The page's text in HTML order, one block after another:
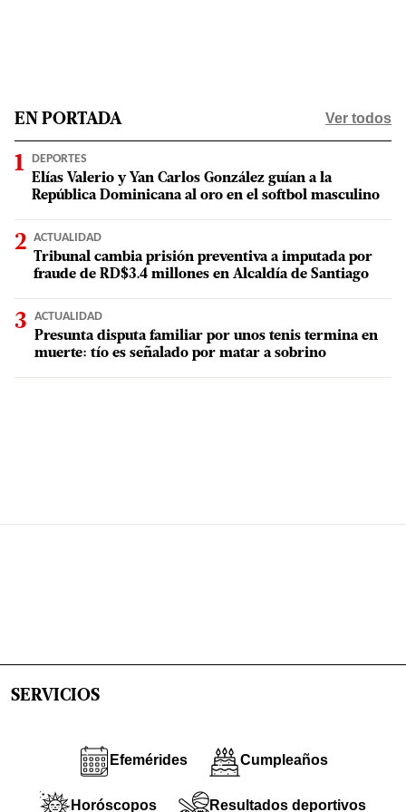
EN PORTADA Ver todos
DEPORTES
Elías Valerio y Yan Carlos González guían a la
República Dominicana al oro en el softbol masculino
ACTUALIDAD
Tribunal cambia prisión preventiva a imputada por
fraude de RD$3.4 millones en Alcaldía de Santiago
ACTUALIDAD
Presunta disputa familiar por unos tenis termina en
muerte: tío es señalado por matar a sobrino
SERVICIOS
Efemérides Cumpleaños
Horóscopos Resultados deportivos